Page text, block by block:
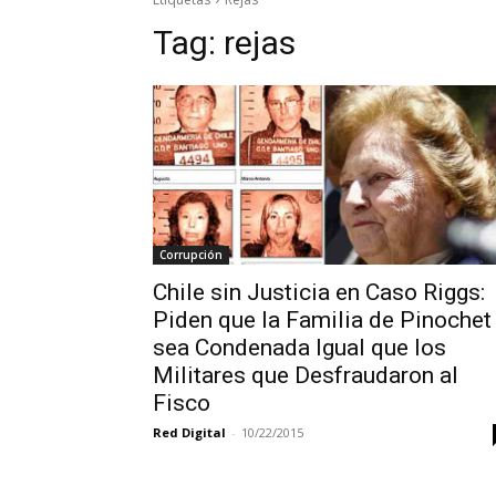
Tag: rejas
Corrupción
Chile sin Justicia en Caso Riggs:
Piden que la Familia de Pinochet
sea Condenada Igual que los
Militares que Desfraudaron al
Fisco
Red Digital - 10/22/2015